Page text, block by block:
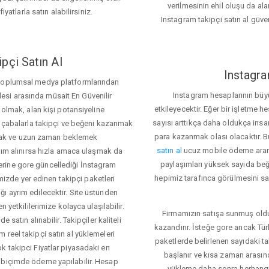
satın alabilirsiniz.
verilmesinin ehil oluşu da
Instagram takipçi satın al
Satın Al
medya platformlarından
arasında müsait En Güvenilir
olmak, alan kişi potansiyeline
takipçi ve beğeni kazanmak
ve uzun zaman beklemek
alınırsa hızla amaca ulaşmak da
gore güncellediği İnstagram
yer edinen takipçi paketleri
ayrım edilecektir. Site üstünden
yetkililerimize kolayca ulaşılabilir.
satın alınabilir. Takipçiler kaliteli
reel takipçi satın al yüklemeleri
takipci Fiyatlar piyasadaki en
ödeme yapılabilir. Hesap
Instagram hesaplarının
etkileyecektir. Eğer bir işletme
sayısı arttıkça daha oldukça
para kazanmak olası olacaktır.
satın al ucuz mobile ödeme
paylaşımları yüksek sayıda
hepimiz tarafınca görülmesini
Firmamızın satışa sunmuş
kazandırır. İsteğe gore ancak
paketlerde belirlenen sayıdaki
başlanır ve kısa zaman